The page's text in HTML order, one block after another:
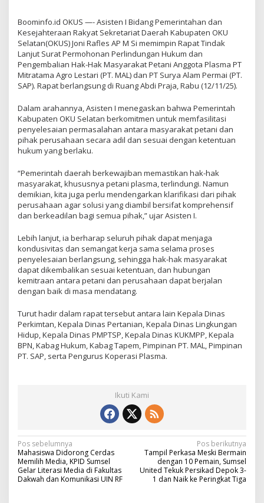
Boominfo.id OKUS —- Asisten I Bidang Pemerintahan dan
Kesejahteraan Rakyat Sekretariat Daerah Kabupaten OKU
Selatan(OKUS) Joni Rafles AP M Si memimpin Rapat Tindak
Lanjut Surat Permohonan Perlindungan Hukum dan
Pengembalian Hak-Hak Masyarakat Petani Anggota Plasma PT
Mitratama Agro Lestari (PT. MAL) dan PT Surya Alam Permai (PT.
SAP). Rapat berlangsung di Ruang Abdi Praja, Rabu (12/11/25).
Dalam arahannya, Asisten I menegaskan bahwa Pemerintah
Kabupaten OKU Selatan berkomitmen untuk memfasilitasi
penyelesaian permasalahan antara masyarakat petani dan
pihak perusahaan secara adil dan sesuai dengan ketentuan
hukum yang berlaku.
“Pemerintah daerah berkewajiban memastikan hak-hak
masyarakat, khususnya petani plasma, terlindungi. Namun
demikian, kita juga perlu mendengarkan klarifikasi dari pihak
perusahaan agar solusi yang diambil bersifat komprehensif
dan berkeadilan bagi semua pihak,” ujar Asisten I.
Lebih lanjut, ia berharap seluruh pihak dapat menjaga
kondusivitas dan semangat kerja sama selama proses
penyelesaian berlangsung, sehingga hak-hak masyarakat
dapat dikembalikan sesuai ketentuan, dan hubungan
kemitraan antara petani dan perusahaan dapat berjalan
dengan baik di masa mendatang.
Turut hadir dalam rapat tersebut antara lain Kepala Dinas
Perkimtan, Kepala Dinas Pertanian, Kepala Dinas Lingkungan
Hidup, Kepala Dinas PMPTSP, Kepala Dinas KUKMPP, Kepala
BPN, Kabag Hukum, Kabag Tapem, Pimpinan PT. MAL, Pimpinan
PT. SAP, serta Pengurus Koperasi Plasma.
Ikuti Kami
N
a
v
Pos sebelumnya
Mahasiswa Didorong Cerdas
Memilih Media, KPID Sumsel
Gelar Literasi Media di Fakultas
Dakwah dan Komunikasi UIN RF
Pos berikutnya
Tampil Perkasa Meski Bermain
dengan 10 Pemain, Sumsel
United Tekuk Persikad Depok 3-
1 dan Naik ke Peringkat Tiga